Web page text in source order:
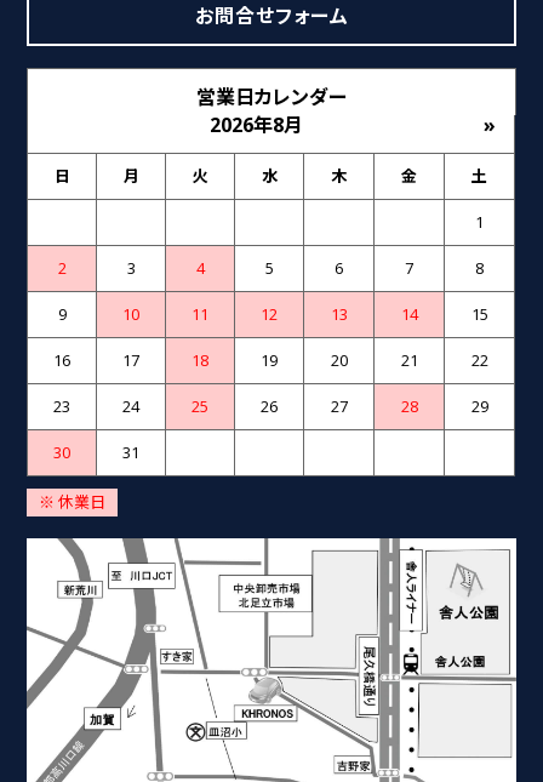
お問合せフォーム
営業日カレンダー
2026年8月
»
日 月 火 水 木 金 土
1
2 3 4 5 6 7 8
9 10 11 12 13 14 15
16 17 18 19 20 21 22
23 24 25 26 27 28 29
30 31
※ 休業日